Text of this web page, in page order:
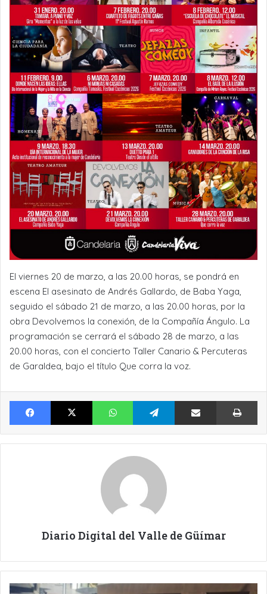
El viernes 20 de marzo, a las 20.00 horas, se pondrá en
escena El asesinato de Andrés Gallardo, de Baba Yaga,
seguido el sábado 21 de marzo, a las 20.00 horas, por la
obra Devolvemos la conexión, de la Compañía Ángulo. La
programación se cerrará el sábado 28 de marzo, a las
20.00 horas, con el concierto Taller Canario & Percuteras
de Garaldea, bajo el título Que corra la voz.
Facebook X WhatsApp Telegram Compartir por Email
Diario Digital del Valle de Güímar
GÜÍMAR